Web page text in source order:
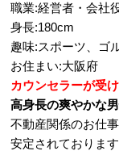
職業:経営者・会社
身長:180cm
趣味:スポーツ、ゴ
お住まい:大阪府
カウンセラーが受
高身長の爽やかな
不動産関係のお仕
安定されております